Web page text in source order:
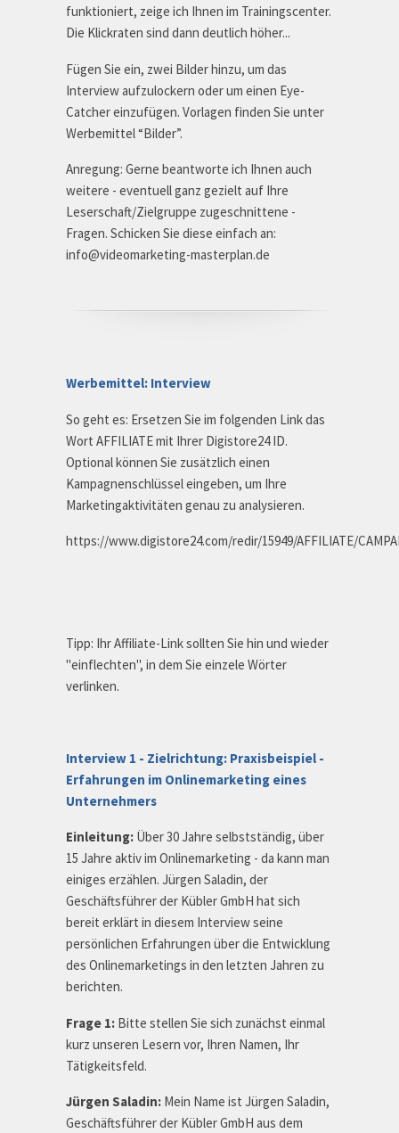
funktioniert, zeige ich Ihnen im Trainingscenter.
Die Klickraten sind dann deutlich höher...
Fügen Sie ein, zwei Bilder hinzu, um das
Interview aufzulockern oder um einen Eye-
Catcher einzufügen. Vorlagen finden Sie unter
Werbemittel “Bilder”.
Anregung: Gerne beantworte ich Ihnen auch
weitere - eventuell ganz gezielt auf Ihre
Leserschaft/Zielgruppe zugeschnittene -
Fragen. Schicken Sie diese einfach an:
info@videomarketing-masterplan.de
Werbemittel: Interview
So geht es: Ersetzen Sie im folgenden Link das
Wort AFFILIATE mit Ihrer Digistore24 ID.
Optional können Sie zusätzlich einen
Kampagnenschlüssel eingeben, um Ihre
Marketingaktivitäten genau zu analysieren.
https://www.digistore24.com/redir/15949/AFFILIATE/
Tipp: Ihr Affiliate-Link sollten Sie hin und wieder
"einflechten", in dem Sie einzele Wörter
verlinken.
Interview 1 - Zielrichtung: Praxisbeispiel -
Erfahrungen im Onlinemarketing eines
Unternehmers
Einleitung: Über 30 Jahre selbstständig, über
15 Jahre aktiv im Onlinemarketing - da kann man
einiges erzählen. Jürgen Saladin, der
Geschäftsführer der Kübler GmbH hat sich
bereit erklärt in diesem Interview seine
persönlichen Erfahrungen über die Entwicklung
des Onlinemarketings in den letzten Jahren zu
berichten.
Frage 1: Bitte stellen Sie sich zunächst einmal
kurz unseren Lesern vor, Ihren Namen, Ihr
Tätigkeitsfeld.
Jürgen Saladin: Mein Name ist Jürgen Saladin,
Geschäftsführer der Kübler GmbH aus dem